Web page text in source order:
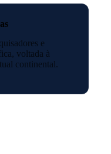
e
voltada à
continental.